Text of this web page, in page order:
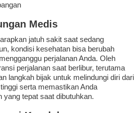
Medis
jatuh sakit saat sedang
kondisi kesehatan bisa berubah
perjalanan Anda. Oleh
perjalanan saat berlibur, terutama
langkah bijak untuk melindungi diri dari
serta memastikan Anda
yang tepat saat dibutuhkan.